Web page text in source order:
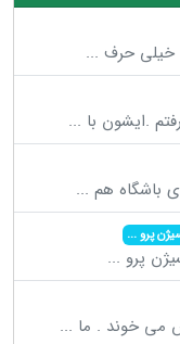
خیلی حرف ...
.ایشون با ...
باشگاه هم ...
پرو...
پرو ...
می خوند . ما ...